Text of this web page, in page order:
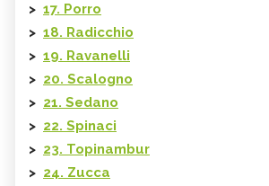
> 17. Porro
> 18. Radicchio
> 19. Ravanelli
> 20. Scalogno
> 21. Sedano
> 22. Spinaci
> 23. Topinambur
> 24. Zucca